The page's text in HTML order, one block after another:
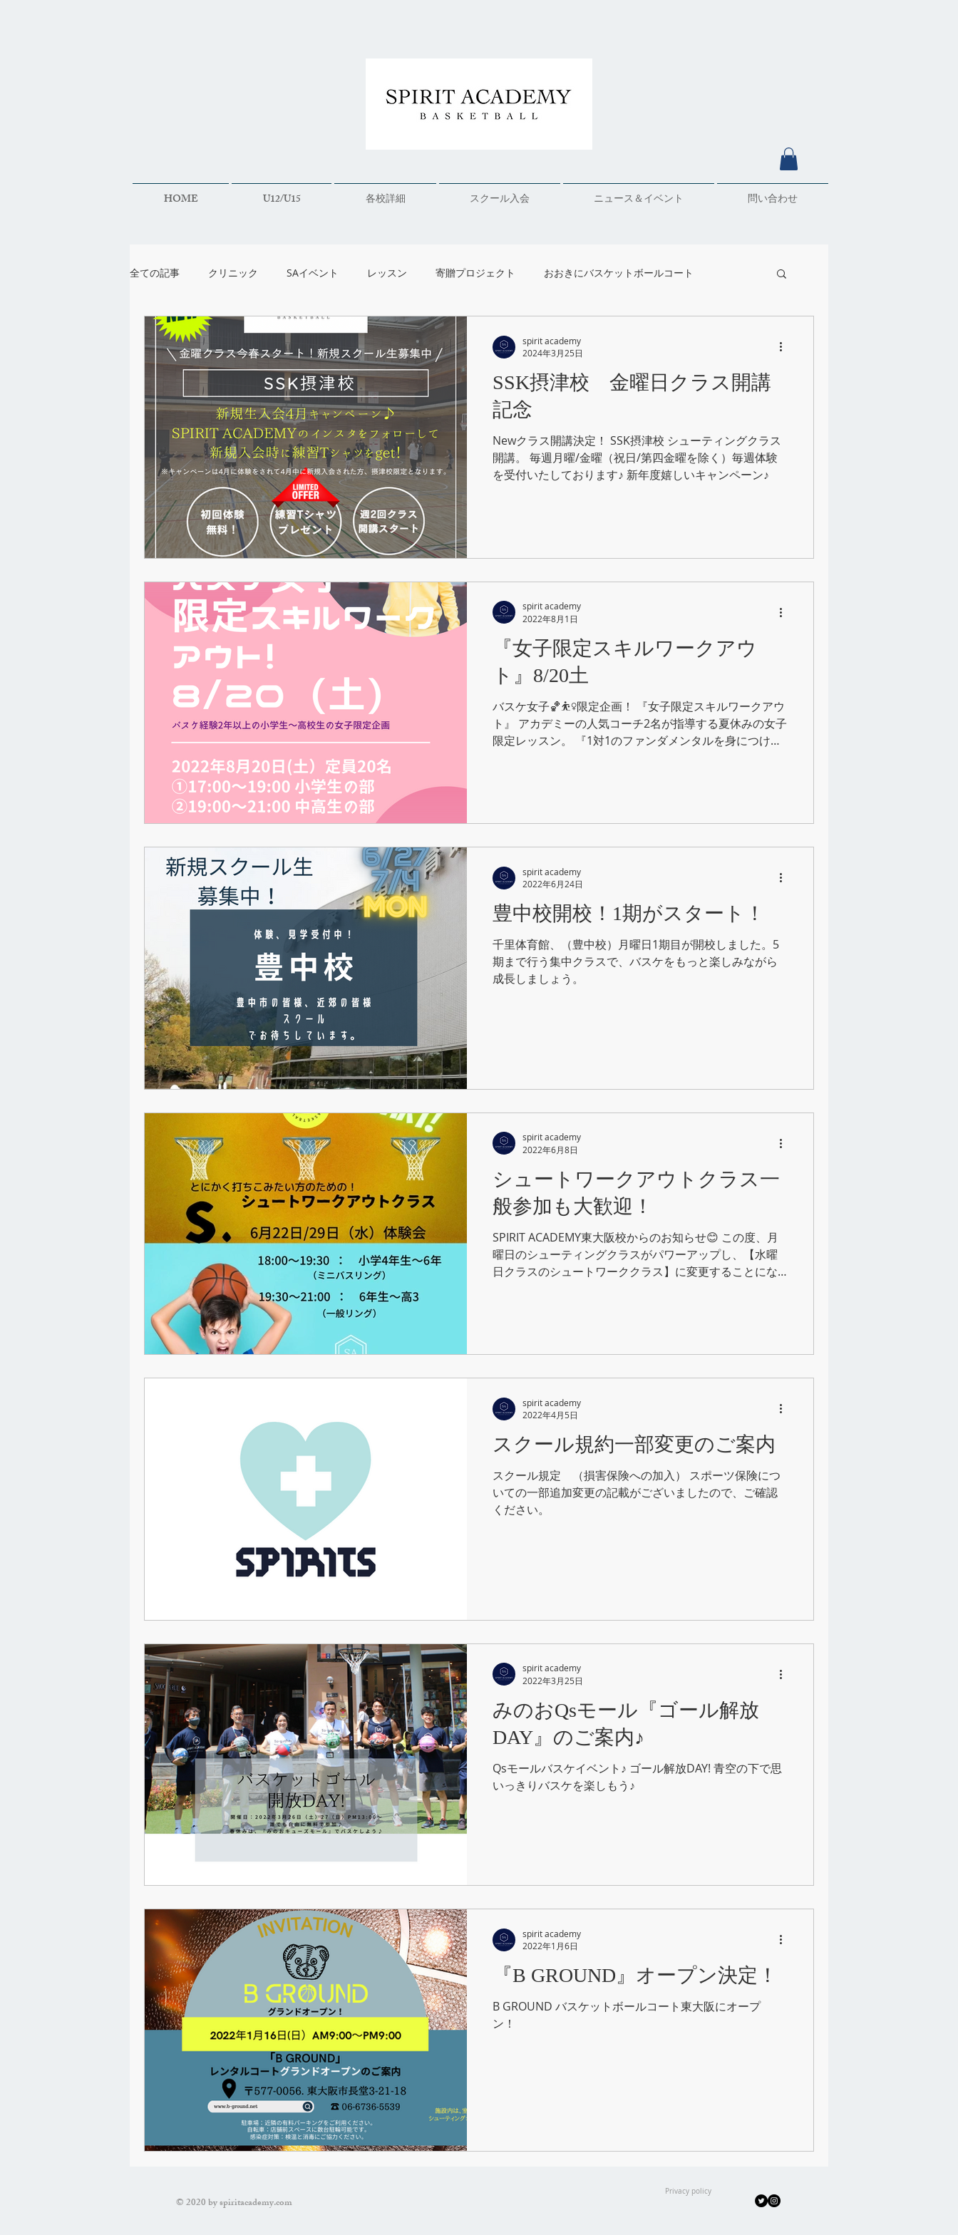
HOME U12/U15 各校詳細 スクール入会 ニュース＆イベント 問い合わせ
全ての記事 クリニック SAイベント レッスン 寄贈プロジェクト おおきにバスケットボールコート
お知らせ 掲載記事 B GROUND SPIRIT ACADEMY
Qsモールイベント アンダーカテゴリー B GROUNDスポーツコートSSK摂津校 金曜日クラス開講
記念
Newクラス開講決定！ SSK摂津校 シューティングクラス
開講。 毎週月曜/金曜（祝日/第四金曜を除く）毎週体験
を受付いたしております♪ 新年度嬉しいキャンペーン♪
spirit academy
2024年3月25日
『女子限定スキルワークアウ
ト』8/20土
バスケ女子🏀⛹️‍♀️限定企画！ 『女子限定スキルワークアウ
ト』 アカデミーの人気コーチ2名が指導する夏休みの女子
限定レッスン。 『1対1のファンダメンタルを身につけて
spirit academy
2022年8月1日
豊中校開校！1期がスタート！
千里体育館、（豊中校）月曜日1期目が開校しました。5
期まで行う集中クラスで、バスケをもっと楽しみながら
成長しましょう。
spirit academy
2022年6月24日
シュートワークアウトクラス一
般参加も大歓迎！
SPIRIT ACADEMY東大阪校からのお知らせ😊 この度、月
曜日のシューティングクラスがパワーアップし、【水曜
日クラスのシュートワーククラス】に変更することにな
spirit academy
2022年6月8日
スクール規約一部変更のご案内
スクール規定 （損害保険への加入） スポーツ保険につ
いての一部追加変更の記載がございましたので、ご確認
ください。
spirit academy
2022年4月5日
みのおQsモール『ゴール解放
DAY』のご案内♪
Qsモールバスケイベント♪ ゴール解放DAY! 青空の下で思
いっきりバスケを楽しもう♪
spirit academy
2022年3月25日
『B GROUND』オープン決定！
B GROUND バスケットボールコート東大阪にオープ
ン！
spirit academy
2022年1月6日
© 2020 by spiritacademy.com
Privacy policy